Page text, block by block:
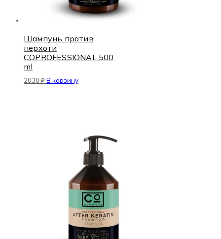
Шампунь против
перхоти
COPROFESSIONAL 500
ml
2030 ₽В корзину